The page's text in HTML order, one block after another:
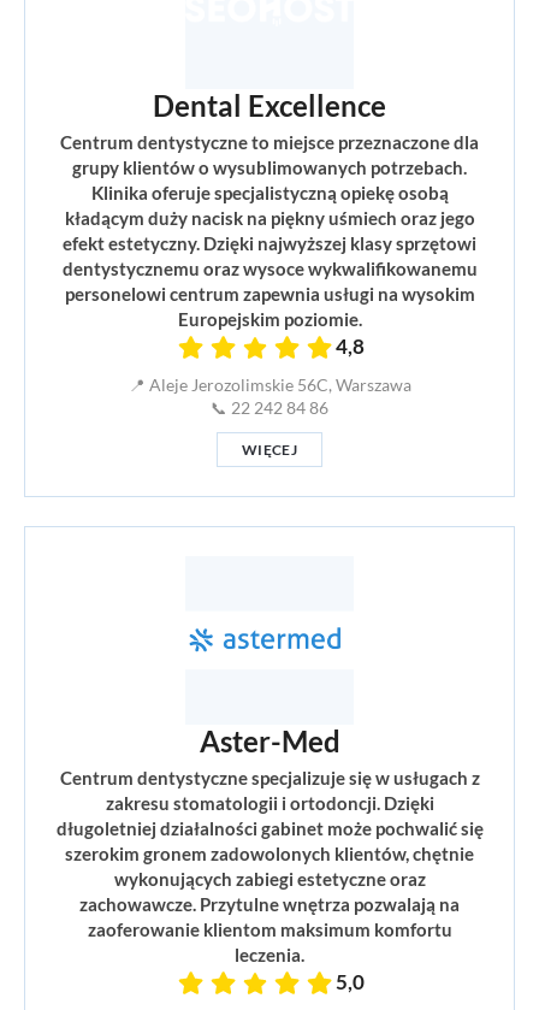
Dental Excellence
Centrum dentystyczne to miejsce przeznaczone dla
grupy klientów o wysublimowanych potrzebach.
Klinika oferuje specjalistyczną opiekę osobą
kładącym duży nacisk na piękny uśmiech oraz jego
efekt estetyczny. Dzięki najwyższej klasy sprzętowi
dentystycznemu oraz wysoce wykwalifikowanemu
personelowi centrum zapewnia usługi na wysokim
Europejskim poziomie.
4,8
📍 Aleje Jerozolimskie 56C, Warszawa
📞 22 242 84 86
WIĘCEJ
Aster-Med
Centrum dentystyczne specjalizuje się w usługach z
zakresu stomatologii i ortodoncji. Dzięki
długoletniej działalności gabinet może pochwalić się
szerokim gronem zadowolonych klientów, chętnie
wykonujących zabiegi estetyczne oraz
zachowawcze. Przytulne wnętrza pozwalają na
zaoferowanie klientom maksimum komfortu
leczenia.
5,0